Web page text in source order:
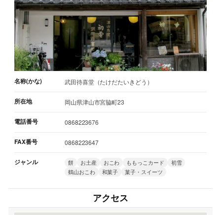
名称(かな) 武田待喜堂（たけだたいきどう）
所在地 岡山県津山市宮脇町23
電話番号 0868223676
FAX番号 0868223647
ジャンル 餅 お土産 おこわ ももっこカード
初雪
鶴山おこわ
和菓子 菓子・スイーツ
アクセス